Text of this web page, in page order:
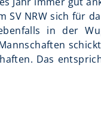
NRW sich für
in der
Das